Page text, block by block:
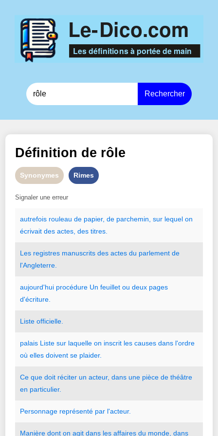
Rechercher
Définition de rôle
Synonymes Rimes
Signaler une erreur
autrefois rouleau de papier,de parchemin ,sur lequel on
écrivait des actes ,des titres.
Les registres manuscrits des actes du parlement de
l'Angleterre.
aujourd'hui procédure Un feuillet ou deux pages
d'écriture.
Liste officielle.
palais Liste sur laquelle on inscrit les causes dans l'ordre
où elles doivent se plaider.
Ce que doit réciter un acteur,dans une pièce de théâtre
en particulier.
Personnage représenté par l'acteur.
Manière dont on agit dans les affaires du monde ,dans